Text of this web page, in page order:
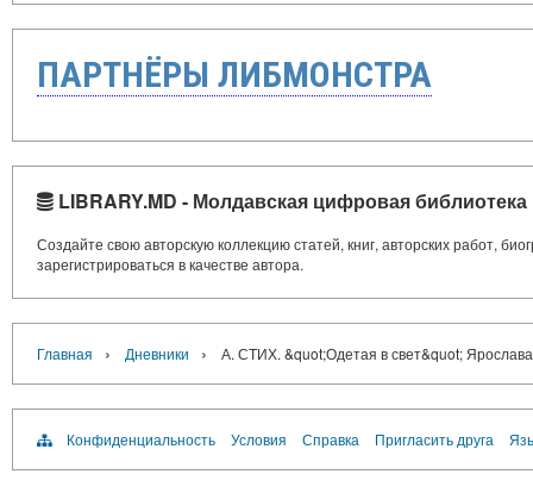
ПАРТНЁРЫ ЛИБМОНСТРА
LIBRARY.MD - Молдавская цифровая библиотека
Создайте свою авторскую коллекцию статей, книг, авторских работ,
зарегистрироваться в качестве автора.
Главная › Дневники › А. СТИХ. &quot;Одетая в свет&quot;
Конфиденциальность Условия Справка Пригласить друга